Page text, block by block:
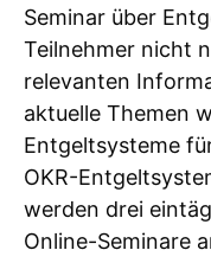
Seminar über
Teilnehmer nicht
relevanten
aktuelle Themen
Entgeltsysteme
OKR-
werden drei
Online-Seminare